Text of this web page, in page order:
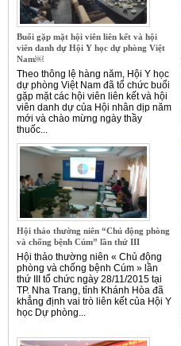
Buổi gặp mặt hội viên liên kết và hội
viên danh dự Hội Y học dự phòng Việt
Nam￼
Theo thông lệ hàng năm, Hội Y học
dự phòng Việt Nam đã tổ chức buổi
gặp mặt các hội viên liên kết và hội
viên danh dự của Hội nhân dịp năm
mới và chào mừng ngày thầy
thuốc...
Hội thảo thường niên “Chủ động phòng
và chống bệnh Cúm” lần thứ III
Hội thảo thường niên « Chủ động
phòng và chống bệnh Cúm » lần
thứ III tổ chức ngày 28/11/2015 tại
TP. Nha Trang, tỉnh Khánh Hòa đã
khẳng định vai trò liên kết của Hội Y
học Dự phòng...